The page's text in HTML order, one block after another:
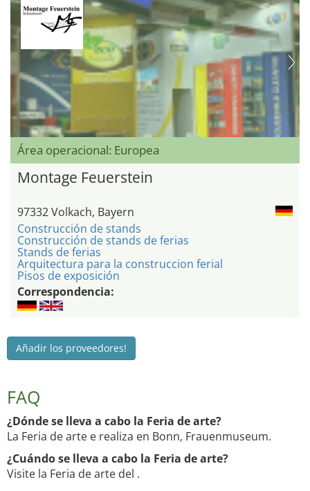
Área operacional: Europea
Montage Feuerstein
97332 Volkach, Bayern
Construcción de stands
Construcción de stands de ferias
Stands de ferias
Arquitectura para la construccion ferial
Pisos de exposición
Correspondencia:
Añadir los proveedores!
FAQ
¿Dónde se lleva a cabo la Feria de arte?
La Feria de arte e realiza en Bonn, Frauenmuseum.
¿Cuándo se lleva a cabo la Feria de arte?
Visite la Feria de arte del .